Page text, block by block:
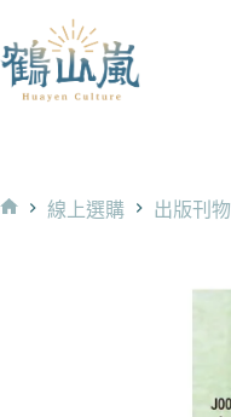
至
主
線上選購 出版刊物